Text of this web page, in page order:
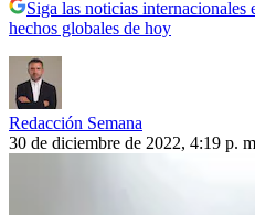
Siga las noticias
hechos globales de hoy
Redacción Semana
30 de diciembre de 2022, 4:19 p.